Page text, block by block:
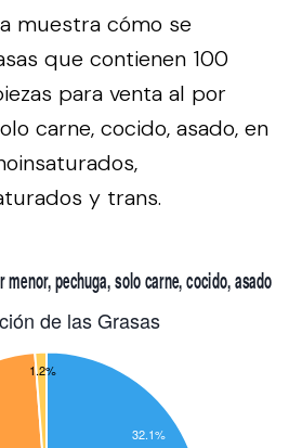
muestra cómo se
que contienen 100
para venta al por
carne, cocido, asado, en
y trans.